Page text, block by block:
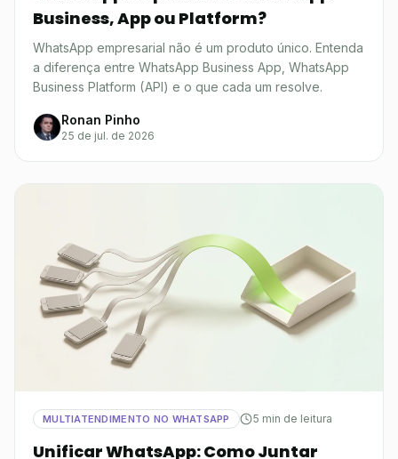
Business, App ou Platform?
WhatsApp empresarial não é um produto único. Entenda
a diferença entre WhatsApp Business App, WhatsApp
Business Platform (API) e o que cada um resolve.
Ronan Pinho
25 de jul. de 2026
MULTIATENDIMENTO NO WHATSAPP 5 min de leitura
Unificar WhatsApp: Como Juntar